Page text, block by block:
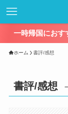
一時帰国におす
ホーム 書評/感想
書評/感想